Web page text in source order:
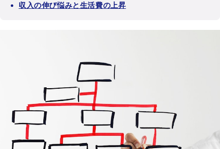
収入の伸び悩みと生活費の上昇